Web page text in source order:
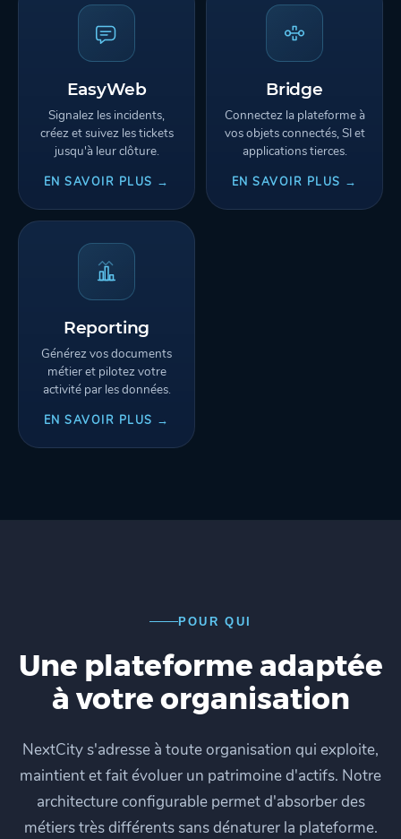
EasyWeb
Signalez les incidents,
créez et suivez les tickets
jusqu'à leur clôture.
EN SAVOIR PLUS →
Bridge
Connectez la plateforme à
vos objets connectés, SI et
applications tierces.
EN SAVOIR PLUS →
Reporting
Générez vos documents
métier et pilotez votre
activité par les données.
EN SAVOIR PLUS →
POUR QUI
Une plateforme adaptée
à votre organisation
NextCity s'adresse à toute organisation qui exploite,
maintient et fait évoluer un patrimoine d'actifs. Notre
architecture configurable permet d'absorber des
métiers très différents sans dénaturer la plateforme.